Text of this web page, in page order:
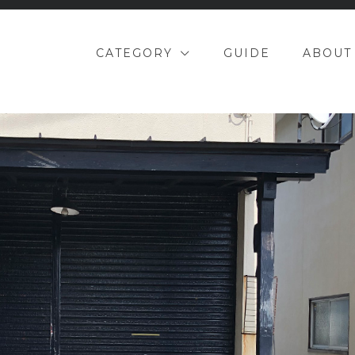
CATEGORY GUIDE ABOUT